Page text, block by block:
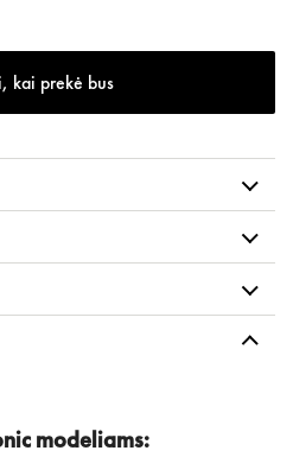
kai prekė bus
modeliams: